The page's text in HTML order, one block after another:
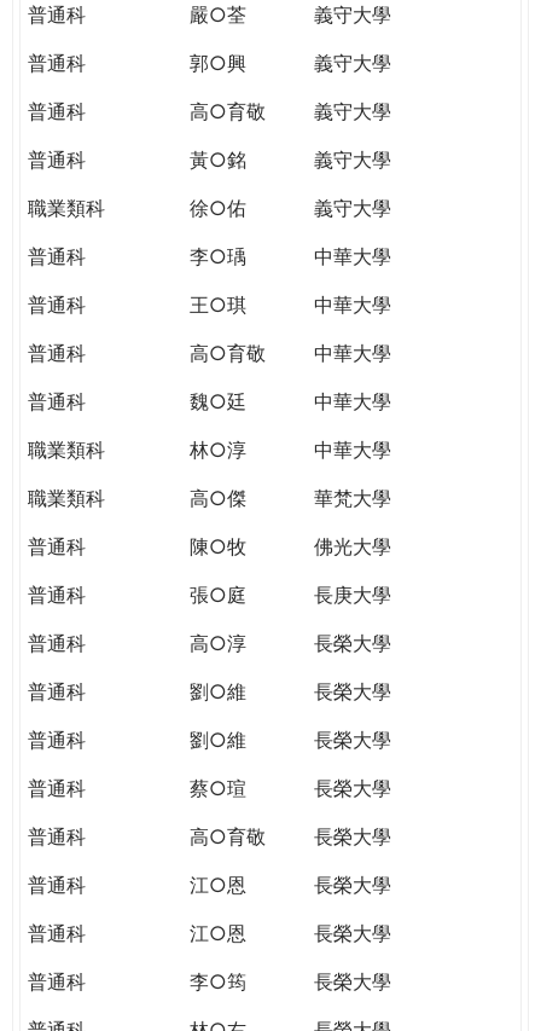
普通科
嚴○荃
義守大學
普通科
郭○興
義守大學
普通科
高○育敬
義守大學
普通科
黃○銘
義守大學
職業類科
徐○佑
義守大學
普通科
李○瑀
中華大學
普通科
王○琪
中華大學
普通科
高○育敬
中華大學
普通科
魏○廷
中華大學
職業類科
林○淳
中華大學
職業類科
高○傑
華梵大學
普通科
陳○牧
佛光大學
普通科
張○庭
長庚大學
普通科
高○淳
長榮大學
普通科
劉○維
長榮大學
普通科
劉○維
長榮大學
普通科
蔡○瑄
長榮大學
普通科
高○育敬
長榮大學
普通科
江○恩
長榮大學
普通科
江○恩
長榮大學
普通科
李○筠
長榮大學